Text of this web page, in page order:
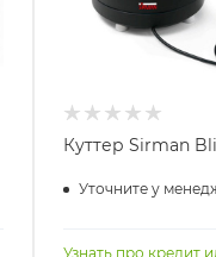
Куттер Sirman
Уточните у
Узнать про кредит